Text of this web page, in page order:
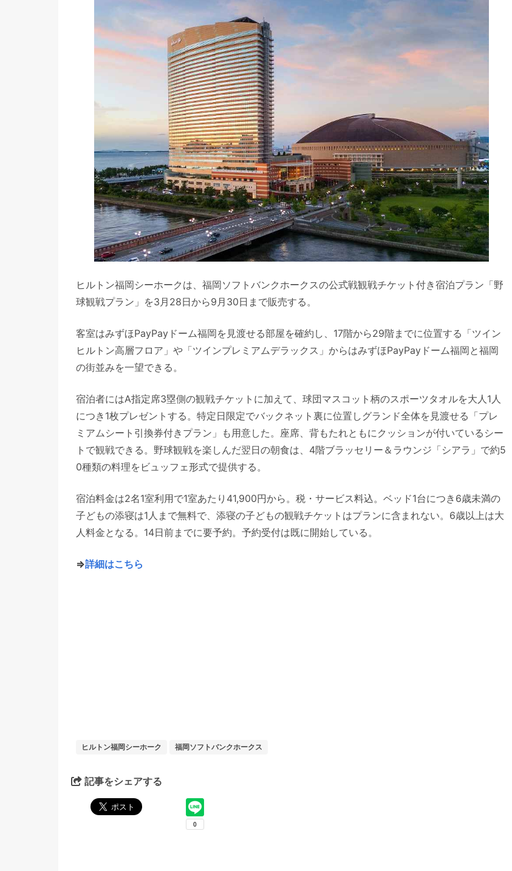
ヒルトン福岡シーホークは、福岡ソフトバンクホークスの公式戦観戦チケット付き宿泊プラン「野
球観戦プラン」を3月28日から9月30日まで販売する。
客室はみずほPayPayドーム福岡を見渡せる部屋を確約し、17階から29階までに位置する「ツイン
ヒルトン高層フロア」や「ツインプレミアムデラックス」からはみずほPayPayドーム福岡と福岡
の街並みを一望できる。
宿泊者にはA指定席3塁側の観戦チケットに加えて、球団マスコット柄のスポーツタオルを大人1人
につき1枚プレゼントする。特定日限定でバックネット裏に位置しグランド全体を見渡せる「プレ
ミアムシート引換券付きプラン」も用意した。座席、背もたれともにクッションが付いているシー
トで観戦できる。野球観戦を楽しんだ翌日の朝食は、4階ブラッセリー＆ラウンジ「シアラ」で約5
0種類の料理をビュッフェ形式で提供する。
宿泊料金は2名1室利用で1室あたり41,900円から。税・サービス料込。ベッド1台につき6歳未満の
子どもの添寝は1人まで無料で、添寝の子どもの観戦チケットはプランに含まれない。6歳以上は大
人料金となる。14日前までに要予約。予約受付は既に開始している。
⇒詳細はこちら
ヒルトン福岡シーホーク 福岡ソフトバンクホークス
記事をシェアする